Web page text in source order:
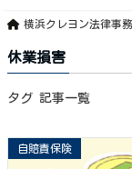
横浜クレヨン法律事
休業損害
タグ 記事一覧
自賠責保険